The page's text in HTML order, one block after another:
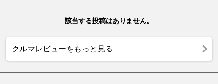
該当する投稿はありません。
クルマレビューをもっと見る